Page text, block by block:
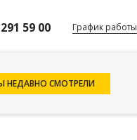
59 00 График работы
НЕДАВНО СМОТРЕЛИ